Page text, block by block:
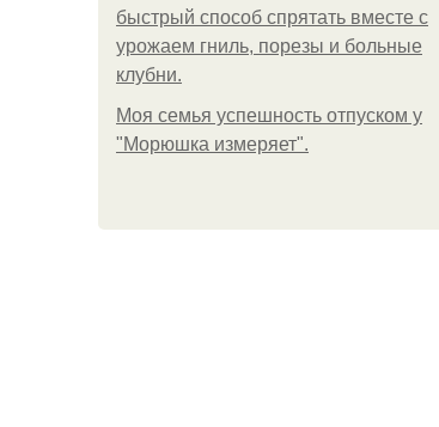
быстрый способ спрятать вместе с
урожаем гниль, порезы и больные
клубни.
Моя семья успешность отпуском у
"Морюшка измеряет".